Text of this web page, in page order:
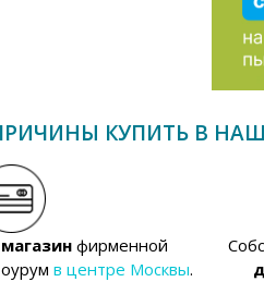
КУПИТЬ В
фирменной
в центре Москвы.